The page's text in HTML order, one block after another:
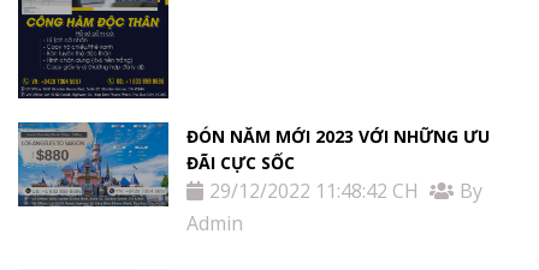
ĐÓN NĂM MỚI 2023 VỚI NHỮNG ƯU
ĐÃI CỰC SỐC
29/12/2022 11:48:42 CH
By
Admin